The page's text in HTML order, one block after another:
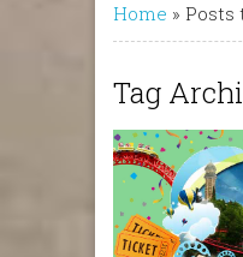
Home » Posts
Tag